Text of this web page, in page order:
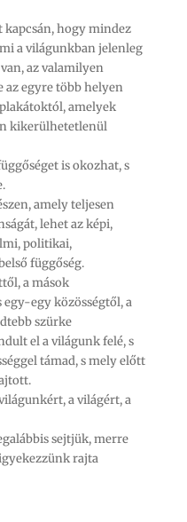
kapcsán, hogy mindez
a világunkban jelenleg
az valamilyen
az egyre több helyen
amelyek
kikerülhetetlenül
is okozhat, s
amely teljesen
lehet az képi,
politikai,
függőség.
a mások
egy közösségtől, a
szürke
el a világunk felé, s
támad, s mely előtt
a világért, a
sejtjük, merre
rajta